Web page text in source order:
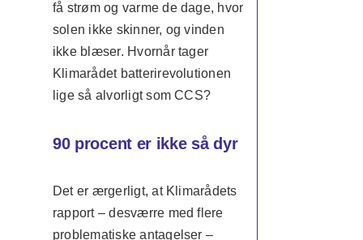
få strøm og varme de dage, hvor
solen ikke skinner, og vinden
ikke blæser. Hvornår tager
Klimarådet batterirevolutionen
lige så alvorligt som CCS?
90 procent er ikke så dyr
Det er ærgerligt, at Klimarådets
rapport – desværre med flere
problematiske antagelser –